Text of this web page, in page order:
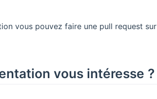
vous pouvez faire une pull request sur
vous intéresse ?